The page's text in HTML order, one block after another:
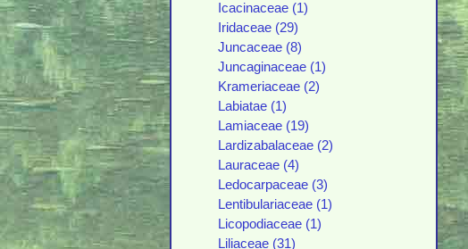
Icacinaceae (1)
Iridaceae (29)
Juncaceae (8)
Juncaginaceae (1)
Krameriaceae (2)
Labiatae (1)
Lamiaceae (19)
Lardizabalaceae (2)
Lauraceae (4)
Ledocarpaceae (3)
Lentibulariaceae (1)
Licopodiaceae (1)
Liliaceae (31)